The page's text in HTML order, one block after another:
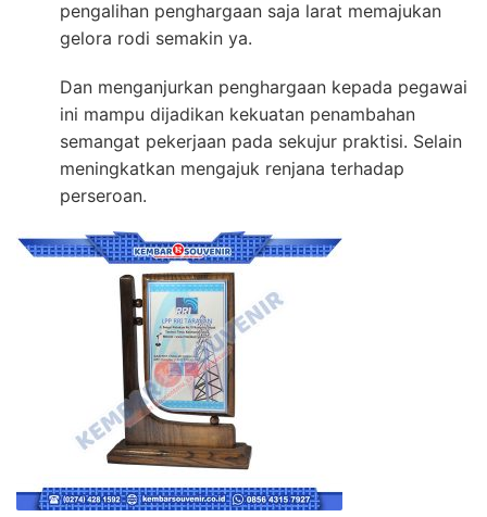
pengalihan penghargaan saja larat memajukan
gelora rodi semakin ya.
Dan menganjurkan penghargaan kepada pegawai
ini mampu dijadikan kekuatan penambahan
semangat pekerjaan pada sekujur praktisi. Selain
meningkatkan mengajuk renjana terhadap
perseroan.